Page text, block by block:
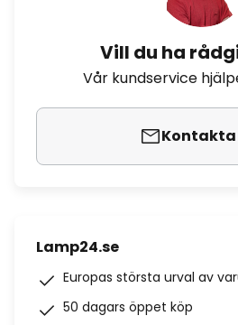
Vill du ha
Vår kundservice
Kontakta
Lamp24.se
Europas största urval av
50 dagars öppet köp